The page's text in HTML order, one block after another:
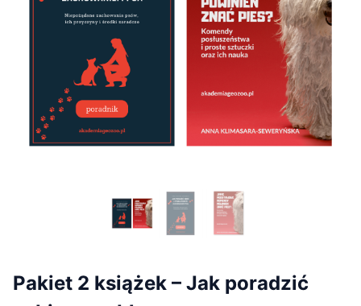
Pakiet 2 książek – Jak poradzić